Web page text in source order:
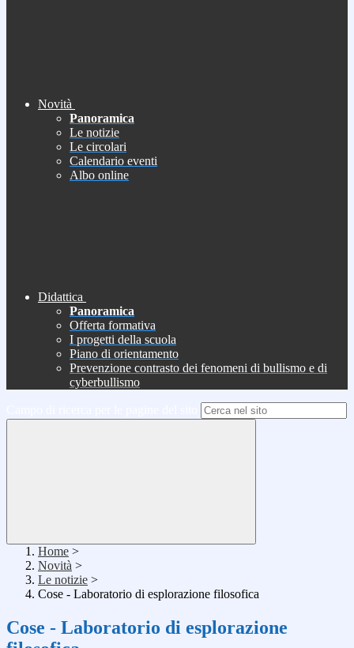
Novità
Panoramica
Le notizie
Le circolari
Calendario eventi
Albo online
Didattica
Panoramica
Offerta formativa
I progetti della scuola
Piano di orientamento
Prevenzione contrasto dei fenomeni di bullismo e di
cyberbullismo
Home >
Novità >
Le notizie >
Cose - Laboratorio di esplorazione filosofica
Cose - Laboratorio di esplorazione